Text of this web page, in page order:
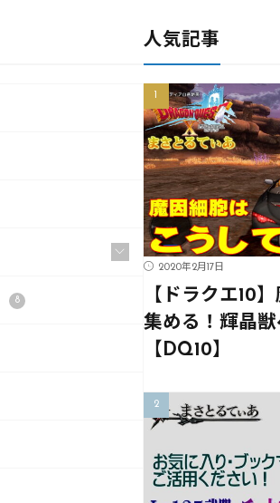
8
人気記事
2020年2月17日
【ドラクエ10
集める！輝晶
【DQ10】